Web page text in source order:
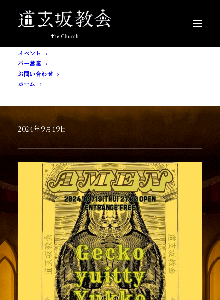
イベント
バー営業
お問い合わせ
ホーム
[ 入場無料 ] AMEN
2024年9月19日